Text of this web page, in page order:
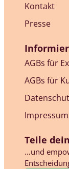
Kontakt
Presse
AGBs für
AGBs für
Impressum
Teile
…und